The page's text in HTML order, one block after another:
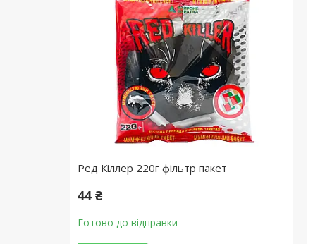
Ред Кіллер 220г фільтр пакет
44 ₴
Готово до відправки